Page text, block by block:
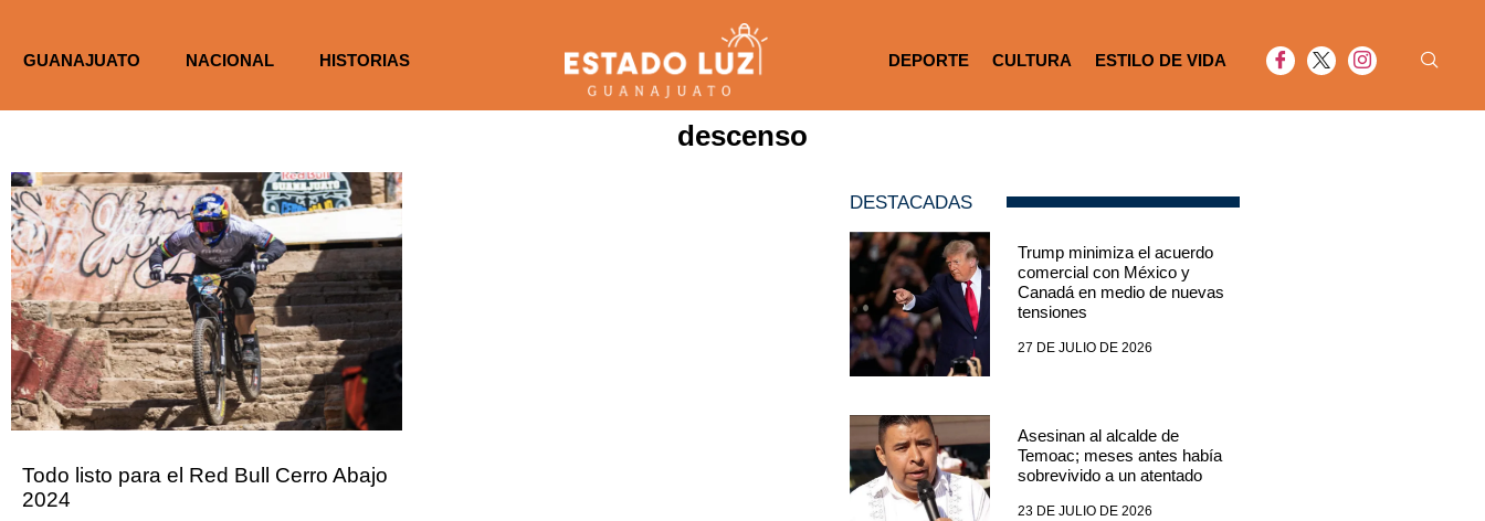
GUANAJUATO NACIONAL HISTORIAS DEPORTE CULTURA ESTILO DE VIDA
descenso
Todo listo para el Red Bull Cerro Abajo
2024
DESTACADAS
Trump minimiza el acuerdo
comercial con México y
Canadá en medio de nuevas
tensiones
27 DE JULIO DE 2026
Asesinan al alcalde de
Temoac; meses antes había
sobrevivido a un atentado
23 DE JULIO DE 2026